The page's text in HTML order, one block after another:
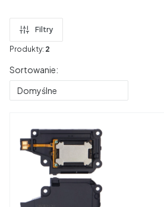
Filtry
Produkty: 2
Lista produktów
Sortowanie:
Domyślne